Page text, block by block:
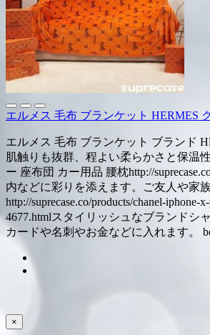
エルメス 毛布 ブランケット HERMES
エルメス 毛布 ブランケット ブランド
肌触りも抜群、程よい柔らかさと保温
ー 座布団 カー用品 腰枕http://
内などに彩りを添えます。ご友人や家
http://suprecase.co/products/chanel-
4677.htmlスタイリッシュなブランドシ
カードや名刺やお金などに入れます。
×